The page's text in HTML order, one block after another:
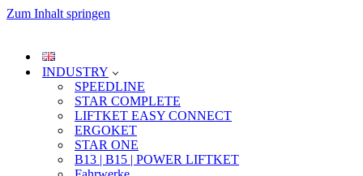
Zum Inhalt springen
INDUSTRY
SPEEDLINE
STAR COMPLETE
LIFTKET EASY CONNECT
ERGOKET
STAR ONE
B13 | B15 | POWER LIFTKET